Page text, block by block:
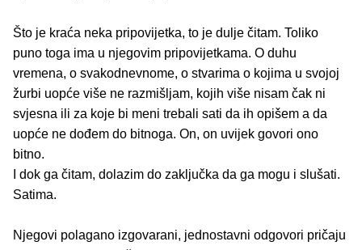
Što je kraća neka pripovijetka, to je dulje čitam. Toliko
puno toga ima u njegovim pripovijetkama. O duhu
vremena, o svakodnevnome, o stvarima o kojima u svojoj
žurbi uopće više ne razmišljam, kojih više nisam čak ni
svjesna ili za koje bi meni trebali sati da ih opišem a da
uopće ne dođem do bitnoga. On, on uvijek govori ono
bitno.
I dok ga čitam, dolazim do zaključka da ga mogu i slušati.
Satima.
Njegovi polagano izgovarani, jednostavni odgovori pričaju